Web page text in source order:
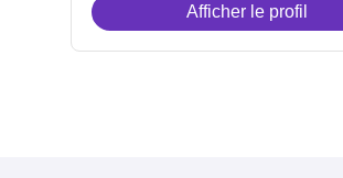
Afficher le profil
de